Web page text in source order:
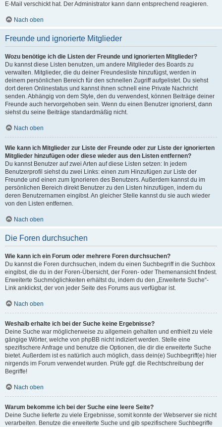
E-Mail verschickt hat. Der Administrator kann dann entsprechend reagieren.
Nach oben
Freunde und ignorierte Mitglieder
Wozu benötige ich die Listen der Freunde und ignorierten Mitglieder?
Du kannst diese Listen benutzen, um andere Mitglieder des Boards zu
verwalten. Mitglieder, die du deiner Freundesliste hinzufügst, werden in
deinem persönlichen Bereich für den schnellen Zugriff aufgelistet. Du siehst
dort deren Onlinestatus und kannst ihnen schnell eine Private Nachricht
senden. Abhängig von dem Style, den du verwendest, können Beiträge deiner
Freunde auch hervorgehoben sein. Wenn du einen Benutzer ignorierst, dann
siehst du seine Beiträge standardmäßig nicht.
Nach oben
Wie kann ich Mitglieder zur Liste der Freunde oder zur Liste der ignorierten
Mitglieder hinzufügen oder diese wieder aus den Listen entfernen?
Du kannst Benutzer auf zwei Arten auf diese Listen setzen: In jedem
Benutzerprofil siehst du zwei Links: einen zum Hinzufügen zur Liste der
Freunde und einen zum Ignorieren des Benutzers. Außerdem kannst du im
persönlichen Bereich direkt Benutzer zu den Listen hinzufügen, indem du
deren Benutzernamen eingibst. An gleicher Stelle kannst du sie auch wieder
von den Listen entfernen.
Nach oben
Die Foren durchsuchen
Wie kann ich ein Forum oder mehrere Foren durchsuchen?
Du kannst die Foren durchsuchen, indem du einen Suchbegriff in die Suchbox
eingibst, die du in der Foren-Übersicht, der Foren- oder Themenansicht findest.
Erweiterte Suchmöglichkeiten erhältst du, indem du den „Erweiterte Suche“-
Link anklickst, der von jeder Seite des Forums aus verfügbar ist.
Nach oben
Weshalb erhalte ich bei der Suche keine Ergebnisse?
Deine Suche war möglicherweise zu allgemein gehalten und enthielt zu viele
gängige Wörter, welche von phpBB nicht indiziert werden. Stelle eine
spezifischere Anfrage und benutze die Optionen, die dir die erweiterte Suche
bietet. Außerdem ist es natürlich auch möglich, dass dein(e) Suchbegriff(e) hier
nirgends im Forum verwendet wurden. Prüfe ggf. die Rechtschreibung der
Begriffe!
Nach oben
Warum bekomme ich bei der Suche eine leere Seite?
Deine Suche lieferte zu viele Ergebnisse, somit konnte der Webserver sie nicht
verarbeiten. Benutze die erweiterte Suche und gib spezifischere Suchbegriffe